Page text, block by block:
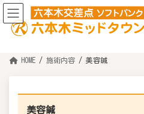
コ
ン
テ
ナ
ビ
ゲ
HOME 施術内容 美容鍼
美容鍼